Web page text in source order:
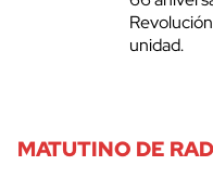
unidad.
MATUTINO DE